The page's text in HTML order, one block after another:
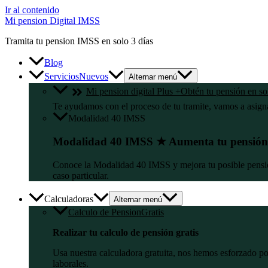
Ir al contenido
Mi pension Digital IMSS
Tramita tu pension IMSS en solo 3 días
Blog
ServiciosNuevos Alternar menú
Mi pension digital Plus +Obtén tu pensión en
Te ayudamos con el proceso de tu tramite, vamos a
Modalidad 40 IMSS
Modalidad 40 IMSS ★ Aumenta tu
Conoce la Modalidad 40 IMSS y mejora tu posible
caso particular.
Calculadoras Alternar menú
Calculo de PensionGratis
Realizar tu calculo de pensión gratis
Usa nuestra calculadora gratuita, nos hemos esforzado
laborales.